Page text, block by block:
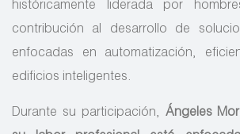
históricamente liderada por
contribución al desarrollo de
enfocadas en automatización,
edificios inteligentes.
Durante su participación, Ángeles